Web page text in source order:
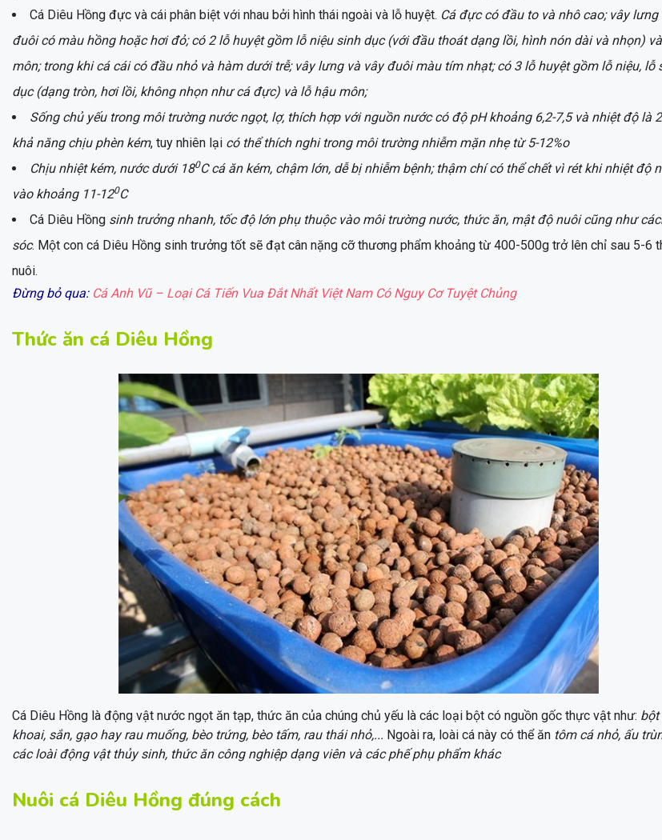
Cá Diêu Hồng đực và cái phân biệt với nhau bởi hình thái ngoài và lỗ huyệt. Cá đực có đầu to và nhô cao; vây lưng
đuôi có màu hồng hoặc hơi đỏ; có 2 lỗ huyệt gồm lỗ niệu sinh dục (với đầu thoát dạng lồi, hình nón dài và nhọn)
môn; trong khi cá cái có đầu nhỏ và hàm dưới trễ; vây lưng và vây đuôi màu tím nhạt; có 3 lỗ huyệt gồm lỗ niệu, lỗ
dục (dạng tròn, hơi lồi, không nhọn như cá đực) và lỗ hậu môn;
Sống chủ yếu trong môi trường nước ngọt, lợ, thích hợp với nguồn nước có độ pH khoảng 6,2-7,5 và nhiệt độ là
khả năng chịu phèn kém, tuy nhiên lại có thể thích nghi trong môi trường nhiễm mặn nhẹ từ 5-12%o
Chịu nhiệt kém, nước dưới 180C cá ăn kém, chậm lớn, dễ bị nhiễm bệnh; thậm chí có thể chết vì rét khi nhiệt độ
vào khoảng 11-120C
Cá Diêu Hồng sinh trưởng nhanh, tốc độ lớn phụ thuộc vào môi trường nước, thức ăn, mật độ nuôi cũng như
sóc. Một con cá Diêu Hồng sinh trưởng tốt sẽ đạt cân nặng cỡ thương phẩm khoảng từ 400-500g trở lên chỉ sau 5-6
nuôi.
Đừng bỏ qua: Cá Anh Vũ – Loại Cá Tiến Vua Đắt Nhất Việt Nam Có Nguy Cơ Tuyệt Chủng
Thức ăn cá Diêu Hồng
Cá Diêu Hồng là động vật nước ngọt ăn tạp, thức ăn của chúng chủ yếu là các loại bột có nguồn gốc thực vật như: bột
khoai, sắn, gạo hay rau muống, bèo trứng, bèo tấm, rau thái nhỏ,... Ngoài ra, loài cá này có thể ăn tôm cá nhỏ, ấu
các loài động vật thủy sinh, thức ăn công nghiệp dạng viên và các phế phụ phẩm khác
Nuôi cá Diêu Hồng đúng cách